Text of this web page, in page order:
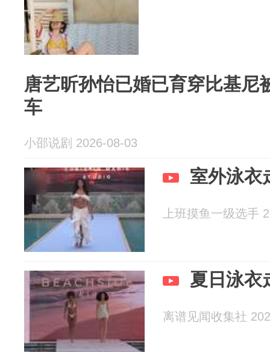
唐艺昕孙怡已婚已育穿比基尼
车
小邵说剧 2026-08-03
室外泳衣
上班摸鱼一级选手
夏日泳衣
离谱见闻收集社